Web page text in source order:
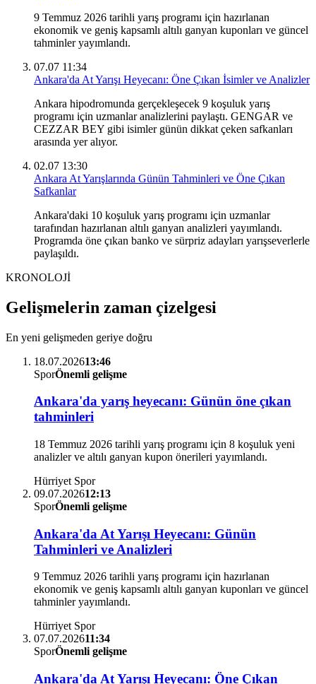
9 Temmuz 2026 tarihli yarış programı için hazırlanan
ekonomik ve geniş kapsamlı altılı ganyan kuponları ve güncel
tahminler yayımlandı.
07.07 11:34
Ankara'da At Yarışı Heyecanı: Öne Çıkan İsimler ve Analizler
Ankara hipodromunda gerçekleşecek 9 koşuluk yarış
programı için uzmanlar analizlerini paylaştı. GENGAR ve
CEZZAR BEY gibi isimler günün dikkat çeken safkanları
arasında yer alıyor.
02.07 13:30
Ankara At Yarışlarında Günün Tahminleri ve Öne Çıkan
Safkanlar
Ankara'daki 10 koşuluk yarış programı için uzmanlar
tarafından hazırlanan altılı ganyan analizleri yayımlandı.
Programda öne çıkan banko ve sürpriz adayları yarışseverlerle
paylaşıldı.
KRONOLOJİ
Gelişmelerin zaman çizelgesi
En yeni gelişmeden geriye doğru
18.07.202613:46
SporÖnemli gelişme
Ankara'da yarış heyecanı: Günün öne çıkan
tahminleri
18 Temmuz 2026 tarihli yarış programı için 8 koşuluk yeni
analizler ve altılı ganyan kupon önerileri yayımlandı.
Hürriyet Spor
09.07.202612:13
SporÖnemli gelişme
Ankara'da At Yarışı Heyecanı: Günün
Tahminleri ve Analizleri
9 Temmuz 2026 tarihli yarış programı için hazırlanan
ekonomik ve geniş kapsamlı altılı ganyan kuponları ve güncel
tahminler yayımlandı.
Hürriyet Spor
07.07.202611:34
SporÖnemli gelişme
Ankara'da At Yarışı Heyecanı: Öne Çıkan